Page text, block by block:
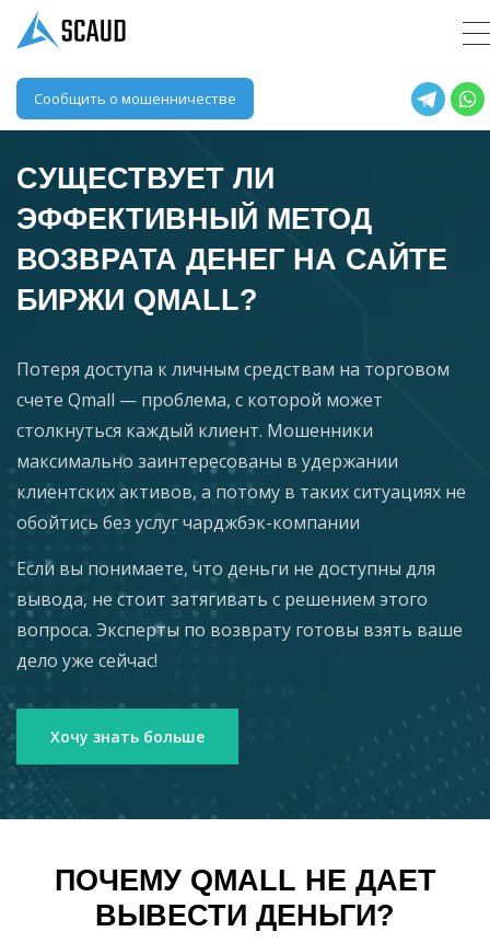
Сообщить о мошенничестве
СУЩЕСТВУЕТ ЛИ
ЭФФЕКТИВНЫЙ МЕТОД
ВОЗВРАТА ДЕНЕГ НА САЙТЕ
БИРЖИ QMALL?
Потеря доступа к личным средствам на торговом
счете Qmall — проблема, с которой может
столкнуться каждый клиент. Мошенники
максимально заинтересованы в удержании
клиентских активов, а потому в таких ситуациях не
обойтись без услуг чарджбэк-компании
Если вы понимаете, что деньги не доступны для
вывода, не стоит затягивать с решением этого
вопроса. Эксперты по возврату готовы взять ваше
дело уже сейчас!
Хочу знать больше
ПОЧЕМУ QMALL НЕ ДАЕТ
ВЫВЕСТИ ДЕНЬГИ?